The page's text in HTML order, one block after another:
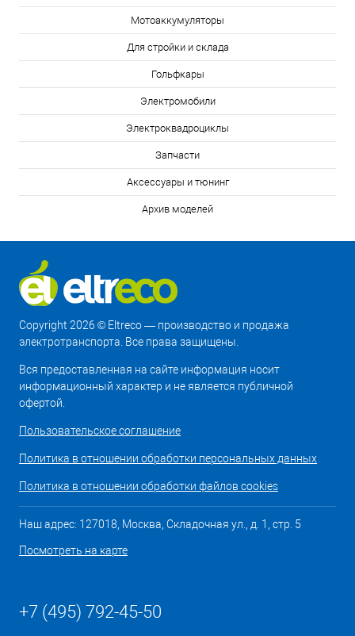
Мотоаккумуляторы
Для стройки и склада
Гольфкары
Электромобили
Электроквадроциклы
Запчасти
Аксессуары и тюнинг
Архив моделей
Copyright 2026 © Eltreco — производство и продажа
электротранспорта. Все права защищены.
Вся предоставленная на сайте информация носит
информационный характер и не является публичной
офертой.
Пользовательское соглашение
Политика в отношении обработки персональных данных
Политика в отношении обработки файлов cookies
Наш адрес: 127018, Москва, Складочная ул., д. 1, стр. 5
Посмотреть на карте
+7 (495) 792-45-50